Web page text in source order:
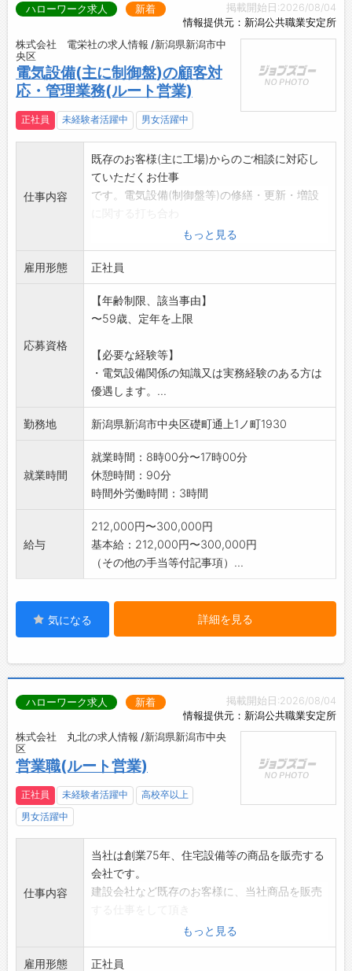
掲載開始日:2026/08/04
情報提供元：新潟公共職業安定所
ハローワーク求人 新着
株式会社 電栄社の求人情報 /新潟県新潟市中
央区
電気設備(主に制御盤)の顧客対
応・管理業務(ルート営業)
正社員 未経験者活躍中 男女活躍中
仕事内容
既存のお客様(主に工場)からのご相談に対応し
ていただくお仕事
です。電気設備(制御盤等)の修繕・更新・増設
せ。見積作成・現場との連携などを担当してい
ただきます。技術的
な打ち合わせには技術社員が同行・同席しま
す。その為、知識はゼ
ロからでも始められます。入社後まずは、先輩
社員のアシスタント
す。
一つ一つステップを踏んでいく中で成長してい
く機会が与えられま
すので、どうぞ安心して取り組んでいってくだ
さい。
*業務上、社有車を運転する機会があります。
変更範囲:なし
もっと見る
雇用形態 正社員
応募資格
【年齢制限、該当事由】
〜59歳、定年を上限
【必要な経験等】
・電気設備関係の知識又は実務経験のある方は
優遇します。...
勤務地 新潟県新潟市中央区礎町通上1ノ町1930
就業時間
就業時間：8時00分〜17時00分
休憩時間：90分
時間外労働時間：3時間
給与
212,000円〜300,000円
基本給：212,000円〜300,000円
（その他の手当等付記事項）...
気になる 詳細を見る
掲載開始日:2026/08/04
情報提供元：新潟公共職業安定所
ハローワーク求人 新着
株式会社 丸北の求人情報 /新潟県新潟市中央
区
営業職(ルート営業)
正社員 未経験者活躍中
高校卒以上
男女活躍中
仕事内容
当社は創業75年、住宅設備等の商品を販売する
会社です。
建設会社など既存のお客様に、当社商品を販売
最初は仕入れグループで商品を覚えてもらいま
す。その後、先輩社
もっと見る
雇用形態 正社員